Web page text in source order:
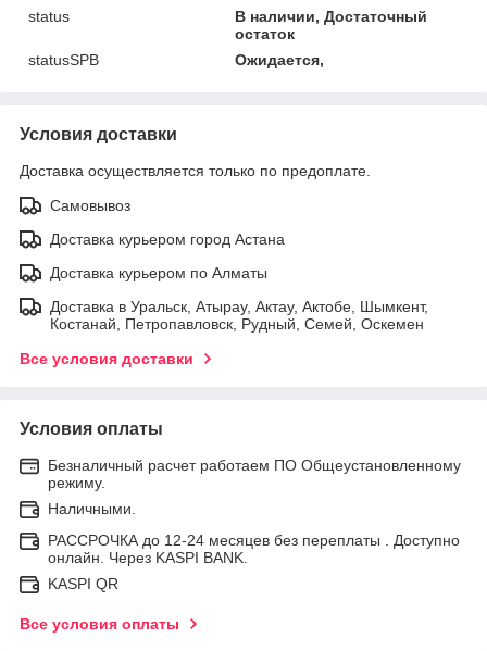
status
В наличии, Достаточный
остаток
statusSPB
Ожидается,
Условия доставки
Доставка осуществляется только по предоплате.
Самовывоз
Доставка курьером город Астана
Доставка курьером по Алматы
Доставка в Уральск, Атырау, Актау, Актобе, Шымкент,
Костанай, Петропавловск, Рудный, Семей, Оскемен
Все условия доставки
Условия оплаты
Безналичный расчет работаем ПО Общеустановленному
режиму.
Наличными.
РАССРОЧКА до 12-24 месяцев без переплаты . Доступно
онлайн. Через KASPI BANK.
KASPI QR
Все условия оплаты